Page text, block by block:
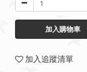
加入購物車
加入追蹤清單